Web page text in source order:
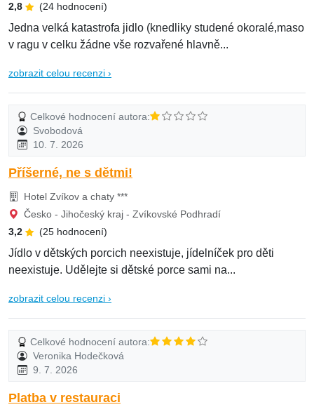
2,8
(24 hodnocení)
Jedna velká katastrofa jidlo (knedliky studené okoralé,maso
v ragu v celku žádne vše rozvařené hlavně...
zobrazit celou recenzi ›
Celkové hodnocení autora:
Svobodová
10. 7. 2026
Příšerné, ne s dětmi!
Hotel Zvíkov a chaty ***
Česko - Jihočeský kraj - Zvíkovské Podhradí
3,2
(25 hodnocení)
Jídlo v dětských porcich neexistuje, jídelníček pro děti
neexistuje. Udělejte si dětské porce sami na...
zobrazit celou recenzi ›
Celkové hodnocení autora:
Veronika Hodečková
9. 7. 2026
Platba v restauraci